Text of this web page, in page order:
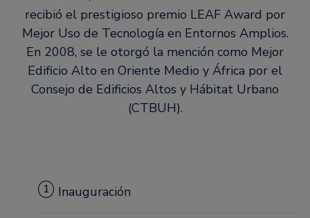
recibió el prestigioso premio LEAF Award por
Mejor Uso de Tecnología en Entornos Amplios.
En 2008, se le otorgó la mención como Mejor
Edificio Alto en Oriente Medio y África por el
Consejo de Edificios Altos y Hábitat Urbano
(CTBUH).
1 Inauguración